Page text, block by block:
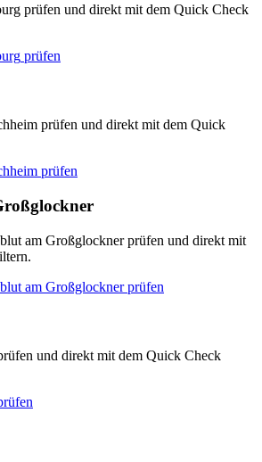
prüfen und direkt mit dem Quick Check
prüfen
prüfen und direkt mit dem Quick
prüfen
am Großglockner prüfen und direkt mit
am Großglocknerprüfen
und direkt mit dem Quick Check